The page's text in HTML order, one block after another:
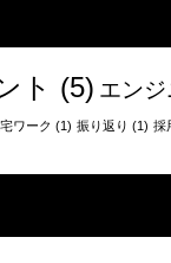
ト (5) エンジ
ワーク (1) 振り返り (1) 採